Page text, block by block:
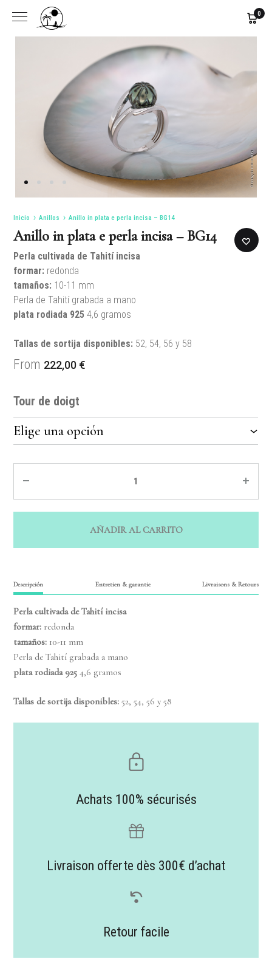
0
Inicio Anillos Anillo in plata e perla incisa – BG14
Anillo in plata e perla incisa – BG14
Perla cultivada de Tahitíincisa
formar: redonda
tamaños: 10-11 mm
Perla de Tahití grabada a mano
plata rodiada 925 4,6 gramos
Tallas de sortija disponibles: 52, 54, 56 y 58
From 222,00 €
Tour de doigt
AÑADIR AL CARRITO
Descripción Entretien & garantie Livraisons & Retours
Perla cultivada de Tahitíincisa
formar: redonda
tamaños: 10-11 mm
Perla de Tahití grabada a mano
plata rodiada 925 4,6 gramos
Tallas de sortija disponibles: 52, 54, 56 y 58
Achats 100% sécurisés
Livraison offerte dès 300€ d’achat
Retour facile